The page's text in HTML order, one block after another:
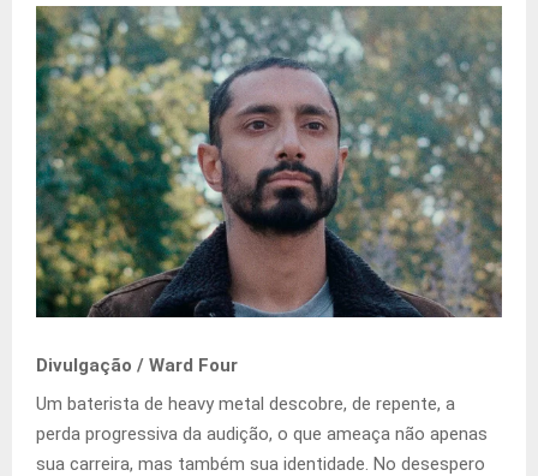
Divulgação / Ward Four
Um baterista de heavy metal descobre, de repente, a
perda progressiva da audição, o que ameaça não apenas
sua carreira, mas também sua identidade. No desespero